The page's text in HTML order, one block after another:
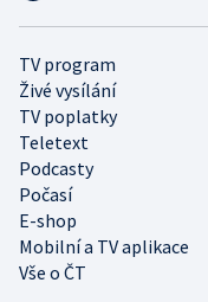
TV program
Živé vysílání
TV poplatky
Teletext
Podcasty
Počasí
E-shop
Mobilní a TV aplikace
Vše o ČT